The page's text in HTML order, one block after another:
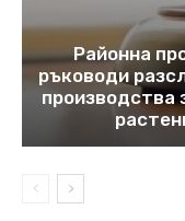
Районна
ръководи
производства